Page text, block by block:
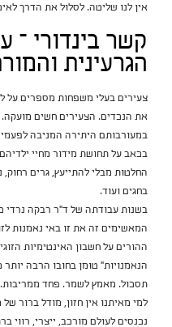
אין לנו שליטה. לסלול את הדרך
קשר בינדורי
הגרעינית
צעירים בעלי משפחות מספרים על
את הנכדים. הצעירים חשים
במעורבותם היתירה המניבה
בכאב על תחושת מידור מחיי
החלטות מבלי להתייעץ, גרים
בחגים ועוד.
בשנות עבודתה של ד"ר רבקה נרדי
המאשימים זה את זו באי נאמנות
ההורים על חשבון האינטימיות
הנאמנויות" טומן בחובו הרבה
תסכול. מאמץ לשמר. פחד
למי מאיתנו אין חזון, מודל ברור
נכנסים לעולם מורכב, ייצרי, רווי